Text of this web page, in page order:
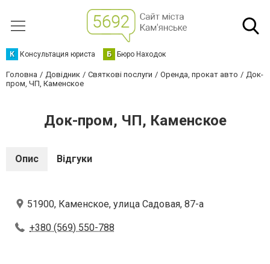
К Консультация юриста Б Бюро Находок
Головна Довідник Святкові послуги Оренда, прокат авто
Док-
пром, ЧП, Каменское
Док-пром, ЧП, Каменское
Опис Відгуки
51900, Каменское, улица Садовая, 87-а
+380 (569) 550-788